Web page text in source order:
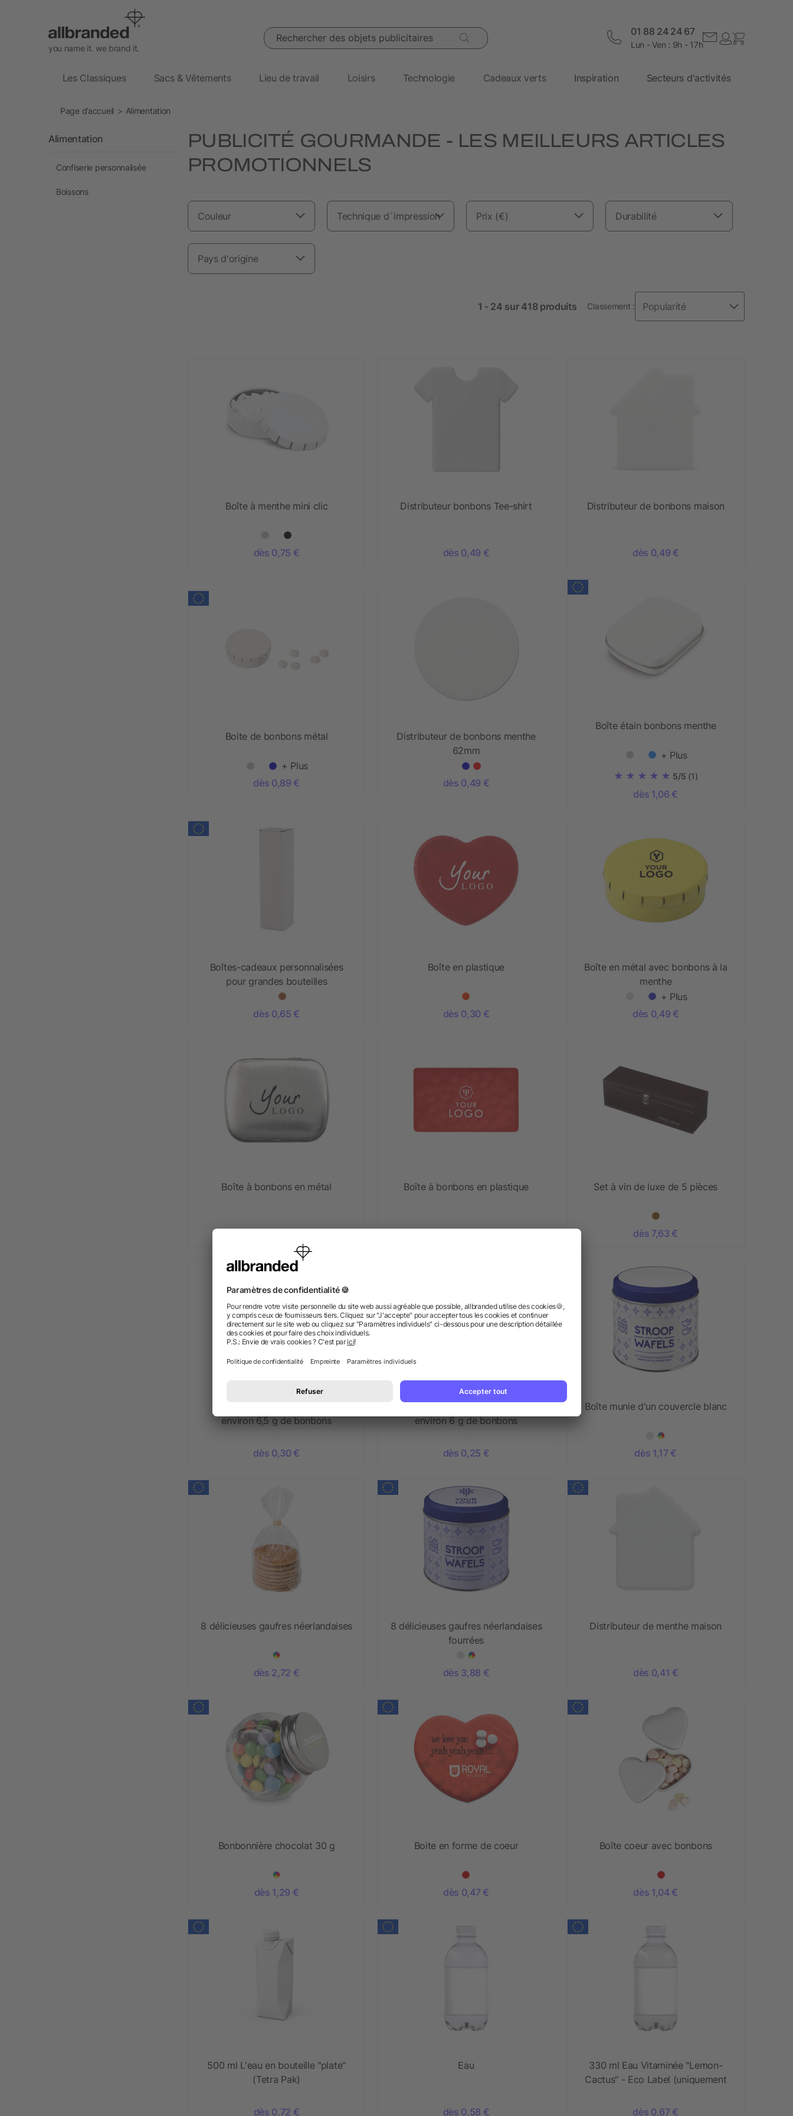
you name it. we brand it.
Rechercher des objets publicitaires 01 88 24 24 67
Lun - Ven : 9h - 17h
Les Classiques Sacs & Vêtements Lieu de travail Loisirs Technologie Cadeaux verts Inspiration Secteurs d'activités
Page d’accueil Alimentation
PUBLICITÉ GOURMANDE - LES MEILLEURS ARTICLES
PROMOTIONNELS
Couleur Technique d´impression Prix (€) Durabilité
Pays d'origine
1 - 24 sur 418 produits Classement :
Boîte à menthe mini clic
dès 0,75 €
Distributeur bonbons Tee-shirt
dès 0,49 €
Distributeur de bonbons maison
dès 0,49 €
Boite de bonbons métal
+ Plus
dès 0,89 €
Distributeur de bonbons menthe
62mm
dès 0,49 €
Boîte étain bonbons menthe
+ Plus
5/5 (1)
dès 1,06 €
Boîtes-cadeaux personnalisées
pour grandes bouteilles
dès 0,65 €
Boîte en plastique
dès 0,30 €
Boîte en métal avec bonbons à la
menthe
+ Plus
dès 0,49 €
Boîte à bonbons en métal Boîte à bonbons en plastique Set à vin de luxe de 5 pièces
dès 7,63 €
environ 6,5 g de bonbons
dès 0,30 €
Boîte en plastique contenant
environ 6 g de bonbons
dès 0,25 €
Boîte munie d'un couvercle blanc
dès 1,17 €
8 délicieuses gaufres néerlandaises
dès 2,72 €
8 délicieuses gaufres néerlandaises
fourrées
dès 3,88 €
Distributeur de menthe maison
dès 0,41 €
Bonbonnière chocolat 30 g
dès 1,29 €
Boite en forme de coeur
dès 0,47 €
Boîte coeur avec bonbons
dès 1,04 €
500 ml L'eau en bouteille "plate"
(Tetra Pak)
dès 0,72 €
Eau
dès 0,58 €
330 ml Eau Vitaminée "Lemon-
Cactus" - Eco Label (uniquement
dès 0,67 €
Alimentation
Confiserie personnalisée
Boissons